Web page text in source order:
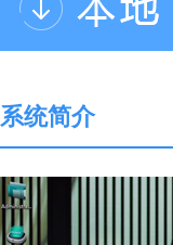
系统简介